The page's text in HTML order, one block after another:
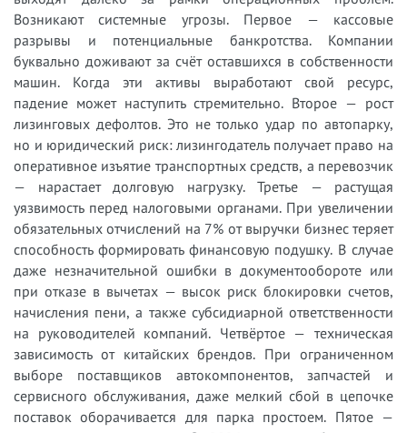
Возникают системные угрозы. Первое — кассовые
разрывы и потенциальные банкротства. Компании
буквально доживают за счёт оставшихся в собственности
машин. Когда эти активы выработают свой ресурс,
падение может наступить стремительно. Второе — рост
лизинговых дефолтов. Это не только удар по автопарку,
но и юридический риск: лизингодатель получает право на
оперативное изъятие транспортных средств, а перевозчик
— нарастает долговую нагрузку. Третье — растущая
уязвимость перед налоговыми органами. При увеличении
обязательных отчислений на 7% от выручки бизнес теряет
способность формировать финансовую подушку. В случае
даже незначительной ошибки в документообороте или
при отказе в вычетах — высок риск блокировки счетов,
начисления пени, а также субсидиарной ответственности
на руководителей компаний. Четвёртое — техническая
зависимость от китайских брендов. При ограниченном
выборе поставщиков автокомпонентов, запчастей и
сервисного обслуживания, даже мелкий сбой в цепочке
поставок оборачивается для парка простоем. Пятое —